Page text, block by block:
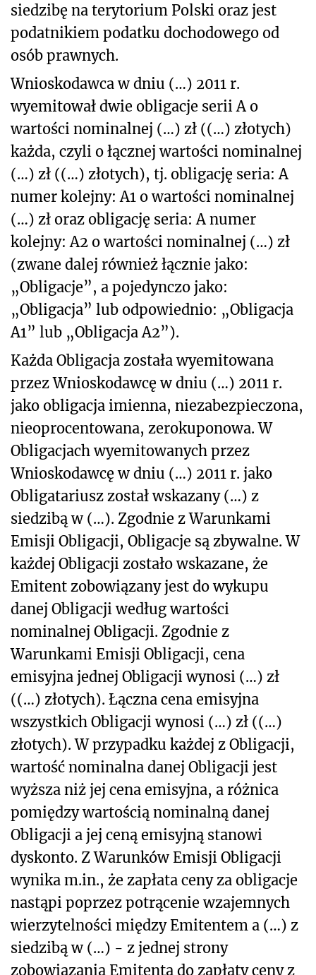
siedzibę na terytorium Polski oraz jest
podatnikiem podatku dochodowego od
osób prawnych.
Wnioskodawca w dniu (…) 2011 r.
wyemitował dwie obligacje serii A o
wartości nominalnej (…) zł ((…) złotych)
każda, czyli o łącznej wartości nominalnej
(…) zł ((…) złotych), tj. obligację seria: A
numer kolejny: A1 o wartości nominalnej
(…) zł oraz obligację seria: A numer
kolejny: A2 o wartości nominalnej (…) zł
(zwane dalej również łącznie jako:
„Obligacje”, a pojedynczo jako:
„Obligacja” lub odpowiednio: „Obligacja
A1” lub „Obligacja A2”).
Każda Obligacja została wyemitowana
przez Wnioskodawcę w dniu (…) 2011 r.
jako obligacja imienna, niezabezpieczona,
nieoprocentowana, zerokuponowa. W
Obligacjach wyemitowanych przez
Wnioskodawcę w dniu (…) 2011 r. jako
Obligatariusz został wskazany (…) z
siedzibą w (…). Zgodnie z Warunkami
Emisji Obligacji, Obligacje są zbywalne. W
każdej Obligacji zostało wskazane, że
Emitent zobowiązany jest do wykupu
danej Obligacji według wartości
nominalnej Obligacji. Zgodnie z
Warunkami Emisji Obligacji, cena
emisyjna jednej Obligacji wynosi (…) zł
((…) złotych). Łączna cena emisyjna
wszystkich Obligacji wynosi (…) zł ((…)
złotych). W przypadku każdej z Obligacji,
wartość nominalna danej Obligacji jest
wyższa niż jej cena emisyjna, a różnica
pomiędzy wartością nominalną danej
Obligacji a jej ceną emisyjną stanowi
dyskonto. Z Warunków Emisji Obligacji
wynika m.in., że zapłata ceny za obligacje
nastąpi poprzez potrącenie wzajemnych
wierzytelności między Emitentem a (…) z
siedzibą w (…) - z jednej strony
zobowiązania Emitenta do zapłaty ceny z